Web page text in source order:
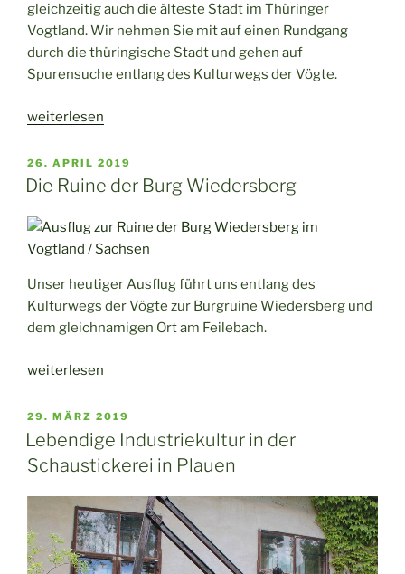
gleichzeitig auch die älteste Stadt im Thüringer
Vogtland. Wir nehmen Sie mit auf einen Rundgang
durch die thüringische Stadt und gehen auf
Spurensuche entlang des Kulturwegs der Vögte.
„Auf
Kulturweg
der
durch
Weida“
weiterlesen
VERÖFFENTLICHT
AM
26. APRIL 2019
Die Ruine der Burg Wiedersberg
Unser heutiger Ausflug führt uns entlang des
Kulturwegs der Vögte zur Burgruine Wiedersberg und
dem gleichnamigen Ort am Feilebach.
„Die
der
Burg
Wiedersberg“
weiterlesen
VERÖFFENTLICHT
AM
29. MÄRZ 2019
Lebendige Industriekultur in der
Schaustickerei in Plauen